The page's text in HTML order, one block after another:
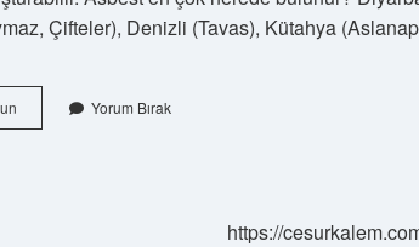
Çifteler), Denizli (Tavas), Kütahya
Hangi
Yorum Bırak
https://